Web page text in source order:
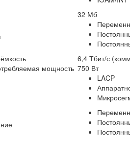
32 Мб
6,4 Тбит/с
мощность 750 Вт
LACP